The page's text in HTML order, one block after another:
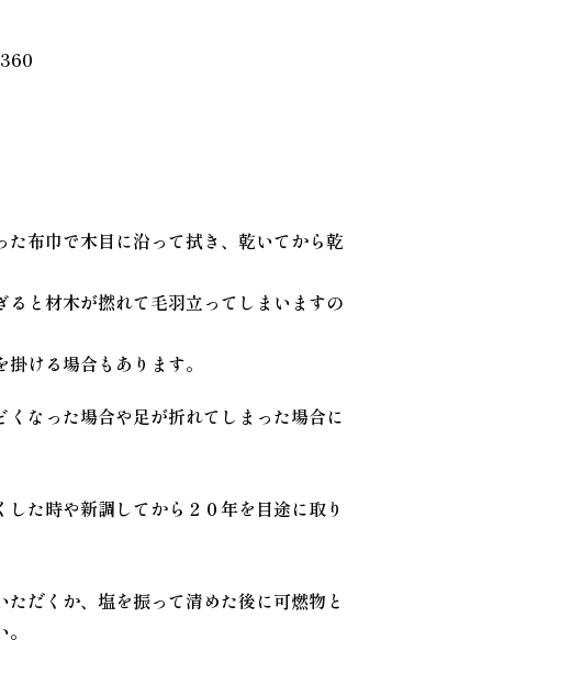
た布巾で木目に沿って拭き、乾いてから乾
と材木が撚れて毛羽立ってしまいますの
ける場合もあります。
くなった場合や足が折れてしまった場合に
した時や新調してから２０年を目途に取り
ただくか、塩を振って清めた後に可燃物と